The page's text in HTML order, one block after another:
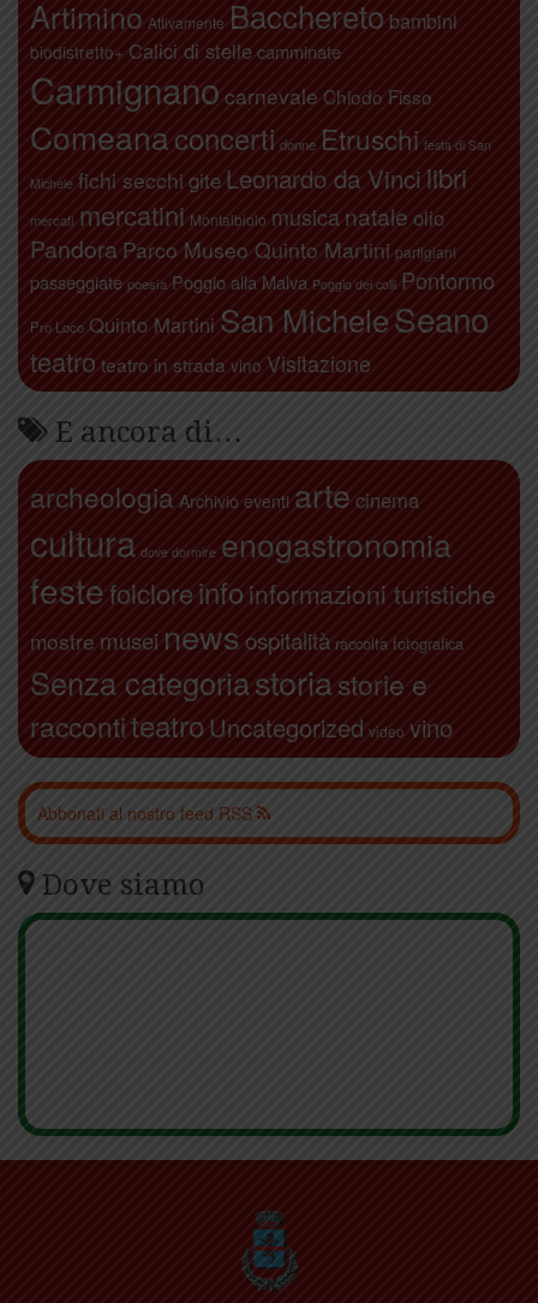
Artimino Attivamente Bacchereto bambini
biodistretto+ Calici di stelle camminate
Carmignano carnevale Chiodo Fisso
Comeanaconcerti donne Etruschi festa di San
Michele fichi secchi gite Leonardo da Vinci libri
mercati mercatini Montalbiolo musica natale olio
Pandora Parco Museo Quinto Martini partigiani
passeggiate poesia Poggio alla Malva Poggio dei colli Pontormo
Pro Loco Quinto Martini San MicheleSeano
teatro teatro in strada vino Visitazione
E ancora di…
archeologia Archivio eventi arte cinema
cultura dove dormire enogastronomia
festefolcloreinfo informazioni turistiche
mostre musei news ospitalità raccolta fotografica
Senza categoriastoriastorie e
raccontiteatro Uncategorized video vino
Abbonati al nostro feed RSS
Dove siamo